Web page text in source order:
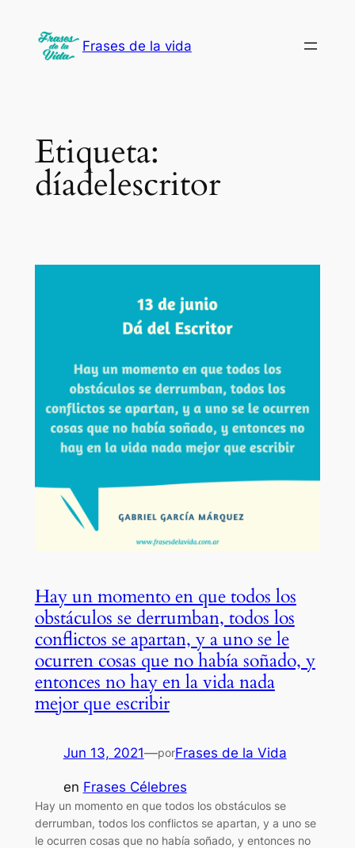
contenido
Frases de la vida
Etiqueta:
díadelescritor
Hay un momento en que todos los
obstáculos se derrumban, todos los
conflictos se apartan, y a uno se le
ocurren cosas que no había soñado, y
entonces no hay en la vida nada
mejor que escribir
Jun 13, 2021—porFrases de la Vida
en Frases Célebres
Hay un momento en que todos los obstáculos se
derrumban, todos los conflictos se apartan, y a uno se
le ocurren cosas que no había soñado, y entonces no